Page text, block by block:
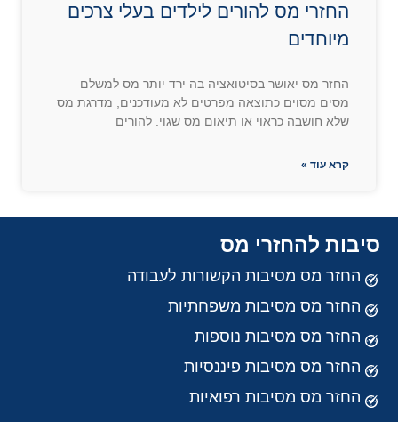
החזרי מס להורים לילדים בעלי צרכים
מיוחדים
החזר מס יאושר בסיטואציה בה ירד יותר מס למשלם
מסים מסוים כתוצאה מפרטים לא מעודכנים, מדרגת מס
שלא חושבה כראוי או תיאום מס שגוי. להורים
קרא עוד »
סיבות להחזרי מס
החזר מס מסיבות הקשורות לעבודה
החזר מס מסיבות משפחתיות
החזר מס מסיבות נוספות
החזר מס מסיבות פיננסיות
החזר מס מסיבות רפואיות